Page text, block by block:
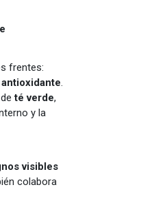
frentes:
.
deté verde,
y la
visibles
colabora